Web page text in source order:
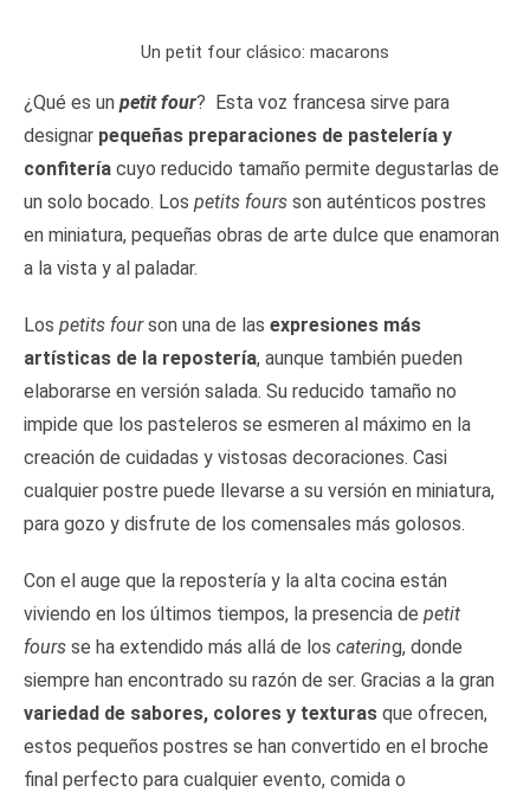
Un petit four clásico: macarons
¿Qué es un petit four? Esta voz francesa sirve para
designar pequeñas preparaciones de pastelería y
confitería cuyo reducido tamaño permite degustarlas de
un solo bocado. Los petits fours son auténticos postres
en miniatura, pequeñas obras de arte dulce que enamoran
a la vista y al paladar.
Los petits fourson una de las expresiones más
artísticas de la repostería, aunque también pueden
elaborarse en versión salada. Su reducido tamaño no
impide que los pasteleros se esmeren al máximo en la
creación de cuidadas y vistosas decoraciones. Casi
cualquier postre puede llevarse a su versión en miniatura,
para gozo y disfrute de los comensales más golosos.
Con el auge que la repostería y la alta cocina están
viviendo en los últimos tiempos, la presencia de petit
fours se ha extendido más allá de los catering, donde
siempre han encontrado su razón de ser. Gracias a la gran
variedad de sabores, colores y texturas que ofrecen,
estos pequeños postres se han convertido en el broche
final perfecto para cualquier evento, comida o